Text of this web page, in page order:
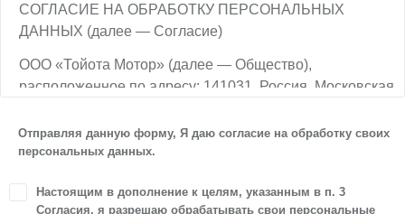
СОГЛАСИЕ НА ОБРАБОТКУ ПЕРСОНАЛЬНЫХ
ДАННЫХ (далее — Согласие)
ООО «Тойота Мотор» (далее — Общество),
расположенное по адресу: 141031, Россия, Московская
ТПЗ «Алтуфьево», вл. 5, стр. 1, является оператором
персональных данных.
1. Настоящим я даю согласие Обществу на обработку
своих персональных данных, а именно: имени, отчества,
Отправляя данную форму, Я даю согласие на обработку своих
персональных данных.
Настоящим в дополнение к целям, указанным в п. 3
Согласия, я разрешаю обрабатывать свои персональные